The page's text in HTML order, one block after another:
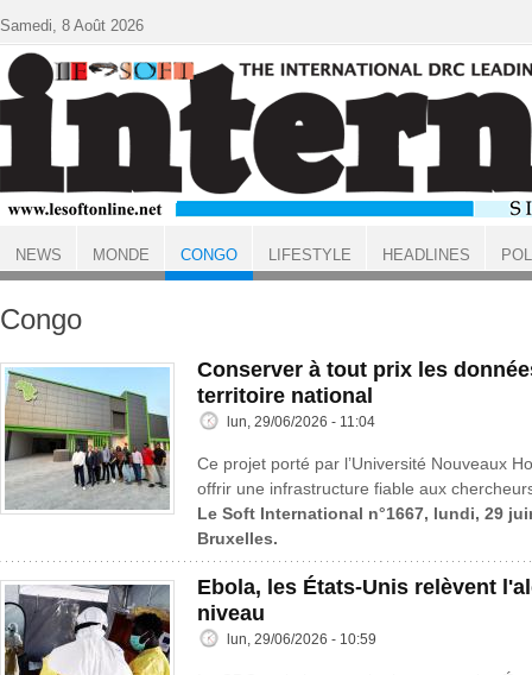
ACCUEIL
Congo
Conserver à tout prix les
territoire national
lun, 29/06/2026 - 11:04
Ce projet porté par l’Université Nouveaux
offrir une infrastructure fiable aux
Le Soft International n°1667, lundi, 29
Bruxelles.
Ebola, les États-Unis relèvent
niveau
lun, 29/06/2026 - 10:59
Samedi, 8 Août 2026
NEWS MONDE CONGO LIFESTYLE HEADLINES